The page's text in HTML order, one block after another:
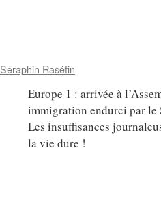
Séraphin Raséfin
Europe 1 : arrivée à
immigration endurci par
Les insuffisances
la vie dure !